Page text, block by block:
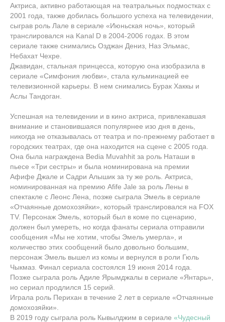
Актриса, активно работающая на театральных подмостках с
2001 года, также добилась большого успеха на телевидении,
сыграв роль Лале в сериале «Июньская ночь», который
транслировался на Kanal D в 2004-2006 годах. В этом
сериале также снимались Озджан Дениз, Наз Эльмас,
Небахат Чехре.
Джавидан, стальная принцесса, которую она изобразила в
сериале «Симфония любви», стала кульминацией ее
телевизионной карьеры. В нем снимались Бурак Хаккы и
Аслы Тандоган.
Успешная на телевидении и в кино актриса, привлекавшая
внимание и становившаяся популярнее изо дня в день,
никогда не отказывалась от театра и по-прежнему работает в
городских театрах, где она находится на сцене с 2005 года.
Она была награждена Bedia Muvahhit за роль Наташи в
пьесе «Три сестры» и была номинирована на премии
Афифе Джале и Садри Алышик за ту же роль. Актриса,
номинированная на премию Afife Jale за роль Лены в
спектакле с Леонс Лена, позже сыграла Эмель в сериале
«Отчаянные домохозяйки», который транслировался на FOX
TV. Персонаж Эмель, который был в коме по сценарию,
должен был умереть, но когда фанаты сериала отправили
сообщения «Мы не хотим, чтобы Эмель умерла», и
количество этих сообщений было довольно большим,
персонаж Эмель вышел из комы и вернулся в роли Гюль
Чыкмаз. Финал сериала состоялся 19 июня 2014 года.
Позже сыграла роль Адиле Ярымджалы в сериале «Янтарь»,
но сериал продлился 15 серий.
Играла роль Перихан в течение 2 лет в сериале «Отчаянные
домохозяйки».
В 2019 году сыграла роль Кывылджим в сериале «Чудесный